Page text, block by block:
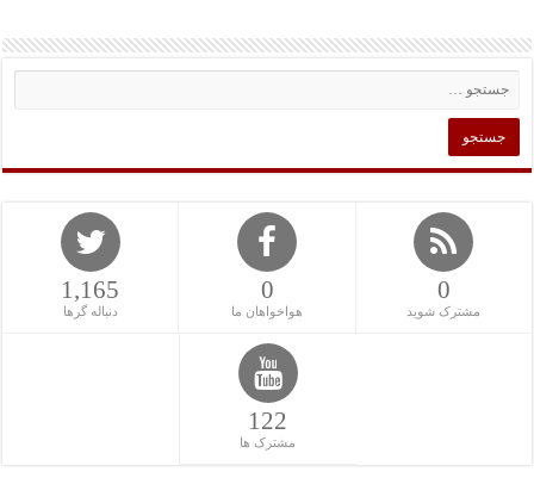
0
مشترک شوید
0
هواخواهان ما
1,165
دنباله گرها
122
مشترک ها